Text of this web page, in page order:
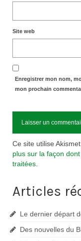
Site web
Enregistrer mon nom,
mon prochain
Ce site utilise
plus sur la façon
traitées.
Articles
Le dernier départ
Des nouvelles du